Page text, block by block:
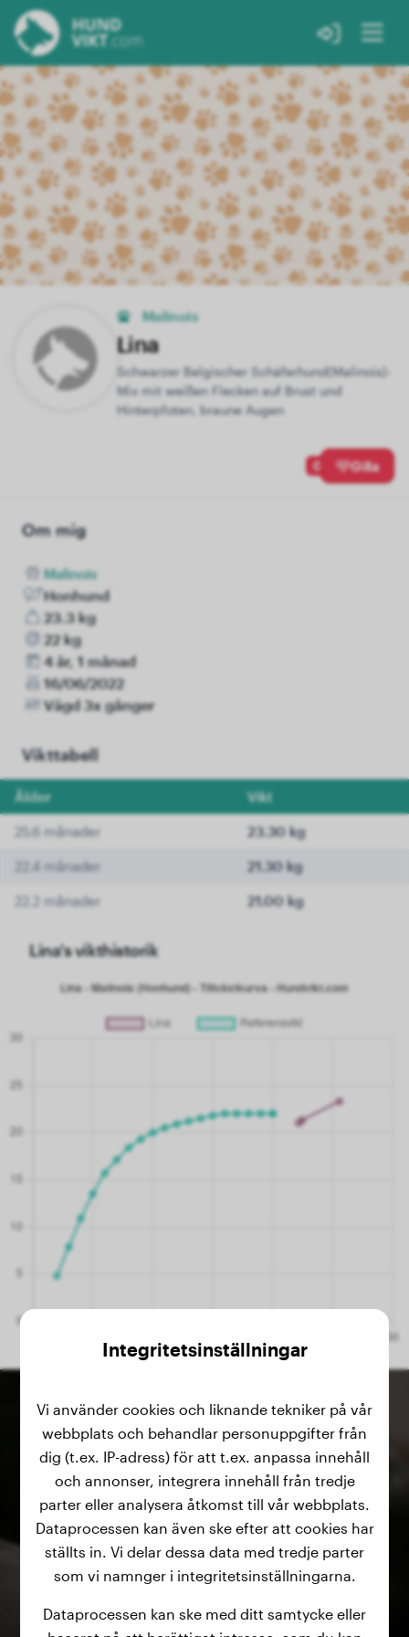
Malinois
Lina
Schwarzer Belgischer Schäferhund(Malinois)-
Mix mit weißen Flecken auf Brust und
Hinterpfoten, braune Augen
0 Gilla
Om mig
Malinois
Honhund
23.3 kg
22 kg
4 år, 1 månad
16/06/2022
Vägd 3x gånger
Vikttabell
Ålder Vikt
25.6 månader 23.30 kg
22.4 månader 21.30 kg
22.2 månader 21.00 kg
Lina's vikthistorik
Integritetsinställningar
Vi använder cookies och liknande tekniker på vår
webbplats och behandlar personuppgifter från
dig (t.ex. IP-adress) för att t.ex. anpassa innehåll
och annonser, integrera innehåll från tredje
parter eller analysera åtkomst till vår webbplats.
Dataprocessen kan även ske efter att cookies har
ställts in. Vi delar dessa data med tredje parter
som vi namnger i integritetsinställningarna.
Dataprocessen kan ske med ditt samtycke eller